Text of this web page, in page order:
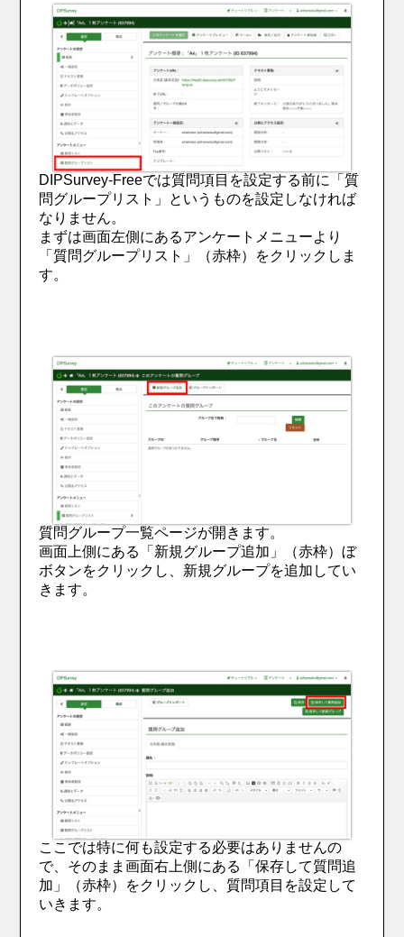
DIPSurvey-Freeでは質問項目を設定する前に「質
問グループリスト」というものを設定しなければ
なりません。
まずは画面左側にあるアンケートメニューより
「質問グループリスト」（赤枠）をクリックしま
す。
質問グループ一覧ページが開きます。
画面上側にある「新規グループ追加」（赤枠）ぼ
ボタンをクリックし、新規グループを追加してい
きます。
ここでは特に何も設定する必要はありませんの
で、そのまま画面右上側にある「保存して質問追
加」（赤枠）をクリックし、質問項目を設定して
いきます。